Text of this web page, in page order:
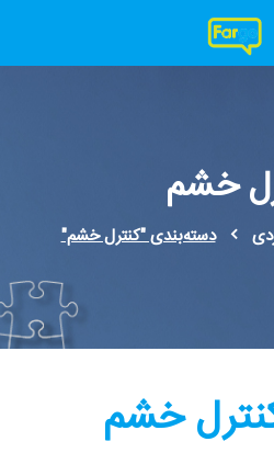
خشم
دسته‌بندی "کنترل خشم"
خشم